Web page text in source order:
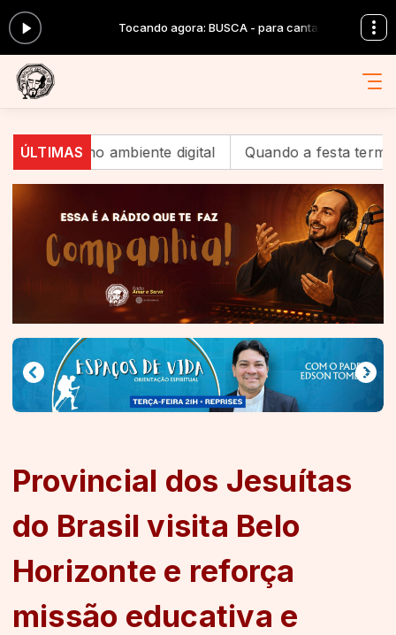
Tocando agora: BUSCA - para cantar
ÚLTIMAS
ambiente digital Quando a festa termina, começa
Provincial dos Jesuítas
do Brasil visita Belo
Horizonte e reforça
missão educativa e